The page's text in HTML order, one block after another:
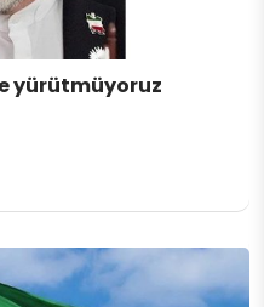
yürütmüyoruz